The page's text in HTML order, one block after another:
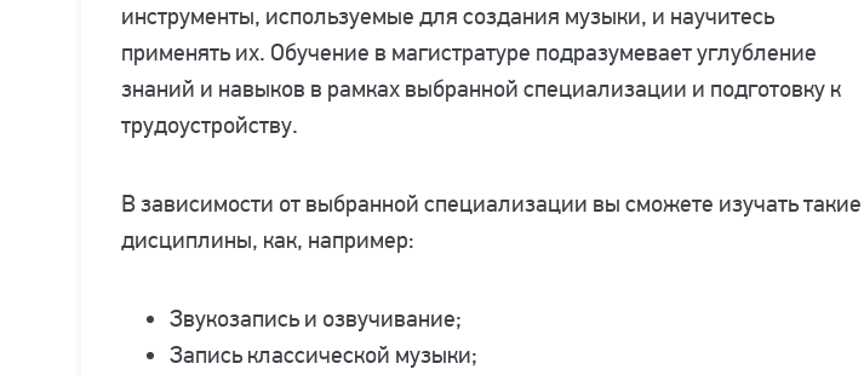
инструменты, используемые для создания музыки, и научитесь
применять их. Обучение в магистратуре подразумевает углубление
знаний и навыков в рамках выбранной специализации и подготовку к
трудоустройству.
В зависимости от выбранной специализации вы сможете изучать такие
дисциплины, как, например:
Звукозапись и озвучивание;
Запись классической музыки;